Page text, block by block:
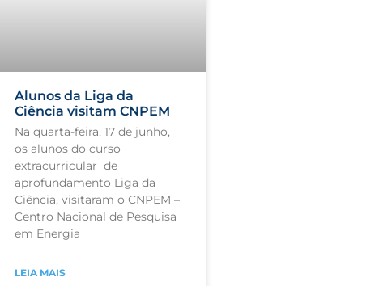
Alunos da Liga da
Ciência visitam CNPEM
Na quarta-feira, 17 de junho,
os alunos do curso
extracurricular de
aprofundamento Liga da
Ciência, visitaram o CNPEM –
Centro Nacional de Pesquisa
em Energia
LEIA MAIS